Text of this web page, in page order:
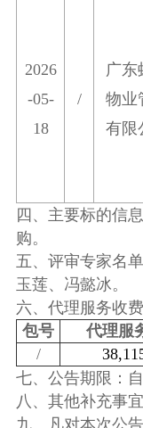
2026
-05-
18
/
广东
物业
有限
四、主要标的信息
购。
五、评审专家名
玉莲、 冯懿冰。
六、代理服务收费
包号
代理服
/
38,
七、公告期限：
八、其他补充事宜
九、
凡对本次公